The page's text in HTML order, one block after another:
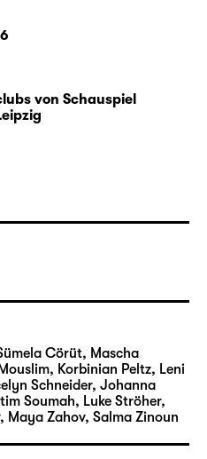
von anderen
anderen
angepasst, weil
Sich auflehnen.
und Makellosigkeit,
geben darf –
was uns zu dem
wir sind.
von Schauspiel
Cörüt, Mascha
Korbinian Peltz, Leni
Schneider, Johanna
Soumah, Luke Ströher,
Maya Zahov, Salma Zinoun